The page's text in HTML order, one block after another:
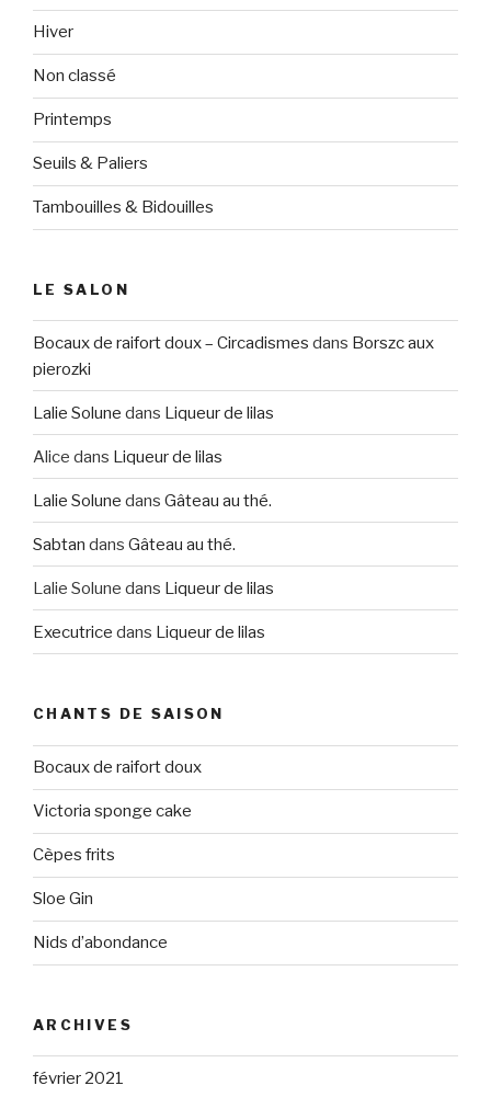
Hiver
Non classé
Printemps
Seuils & Paliers
Tambouilles & Bidouilles
LE SALON
Bocaux de raifort doux – Circadismes dans Borszc aux
pierozki
Lalie Solune dans Liqueur de lilas
Alice dans Liqueur de lilas
Lalie Solune dans Gâteau au thé.
Sabtan dans Gâteau au thé.
Lalie Solune dans Liqueur de lilas
Executrice dans Liqueur de lilas
CHANTS DE SAISON
Bocaux de raifort doux
Victoria sponge cake
Cèpes frits
Sloe Gin
Nids d’abondance
ARCHIVES
février 2021